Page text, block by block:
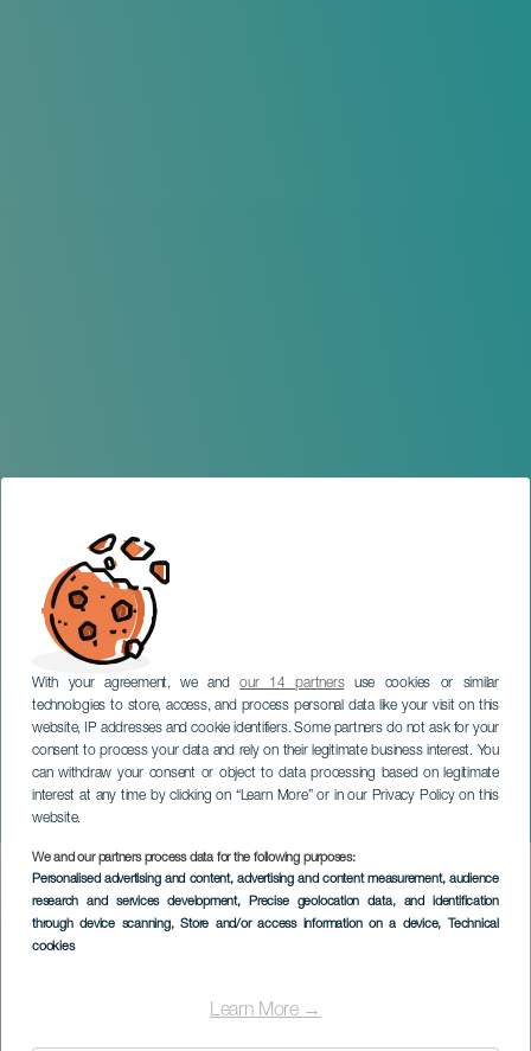
With your agreement, we andour 14 partnersuse cookies or similar
technologies to store, access, and process personal data like your visit on this
website, IP addresses and cookie identifiers. Some partners do not ask for your
consent to process your data and rely on their legitimate business interest. You
can withdraw your consent or object to data processing based on legitimate
interest at any time by clicking on “Learn More” or in our Privacy Policy on this
website.
We and our partners process data for the following purposes:
Personalised advertising and content, advertising and content measurement, audience
research and services development, Precise geolocation data, and identification
through device scanning, Store and/or access information on a device, Technical
cookies
Learn More →
Disco Saturday Night. El
Espectáculo
GRAN CANARIA
Imagen
Listado